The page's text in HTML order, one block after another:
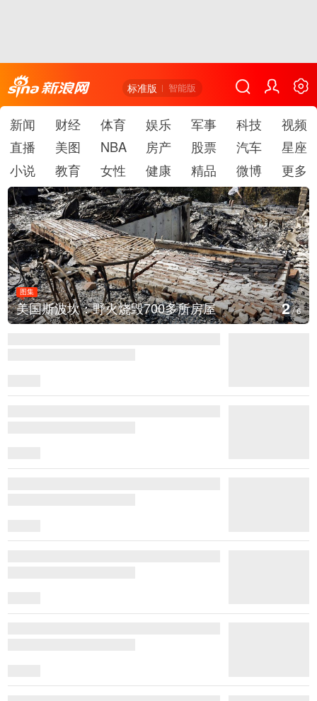
标准版 智能版
新闻 财经 体育 娱乐 军事 科技
视频
直播
美图 NBA 房产 股票 汽车
星座
小说
教育 女性 健康 精品 微博 更多
图集
美国斯波坎：野火烧毁700多所房屋 2/6